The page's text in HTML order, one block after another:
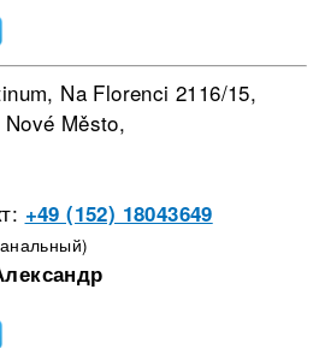
Na Florenci 2116/15,
Nové Město,
+49 (152) 18043649